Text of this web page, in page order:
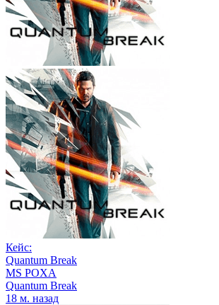
Кейс:
Quantum Break
MS POXA
Quantum Break
18 м. назад